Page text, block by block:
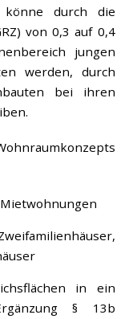
könne durch die
von 0,3 auf 0,4
jungen
werden, durch
bei ihren
in ein
§ 13b